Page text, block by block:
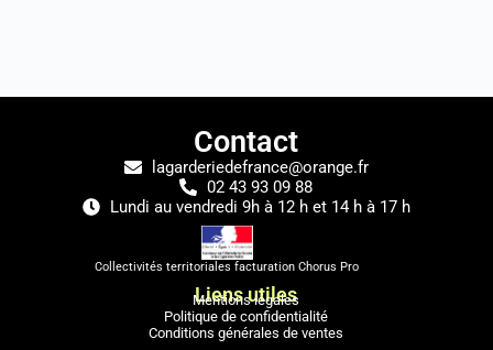
Contact
lagarderiedefrance@orange.fr
02 43 93 09 88
Lundi au vendredi 9h à 12 h et 14 h à 17 h
Collectivités territoriales facturation Chorus Pro
Liens utiles
Mentions légales
Politique de confidentialité
Conditions générales de ventes